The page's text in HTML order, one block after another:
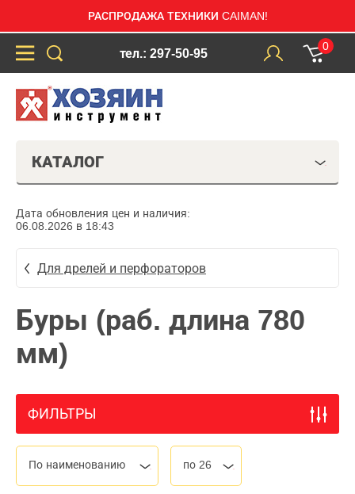
РАСПРОДАЖА ТЕХНИКИ CAIMAN!
тел.: 297-50-95
0
КАТАЛОГ
Дата обновления цен и наличия:
06.08.2026 в 18:43
Для дрелей и перфораторов
Буры (раб. длина 780
мм)
ФИЛЬТРЫ
По наименованию по 26